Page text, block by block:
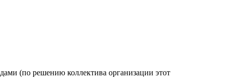
(по решению коллектива организации этот